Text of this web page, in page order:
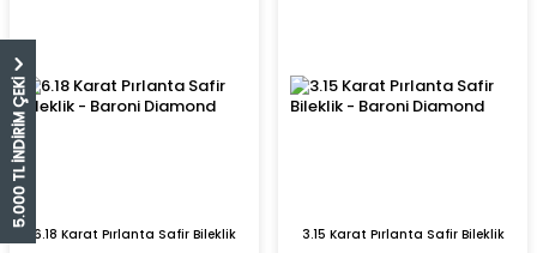
5.000 TL İNDİRİM ÇEKİ
6.18 Karat Pırlanta Safir Bileklik 3.15 Karat Pırlanta Safir Bileklik